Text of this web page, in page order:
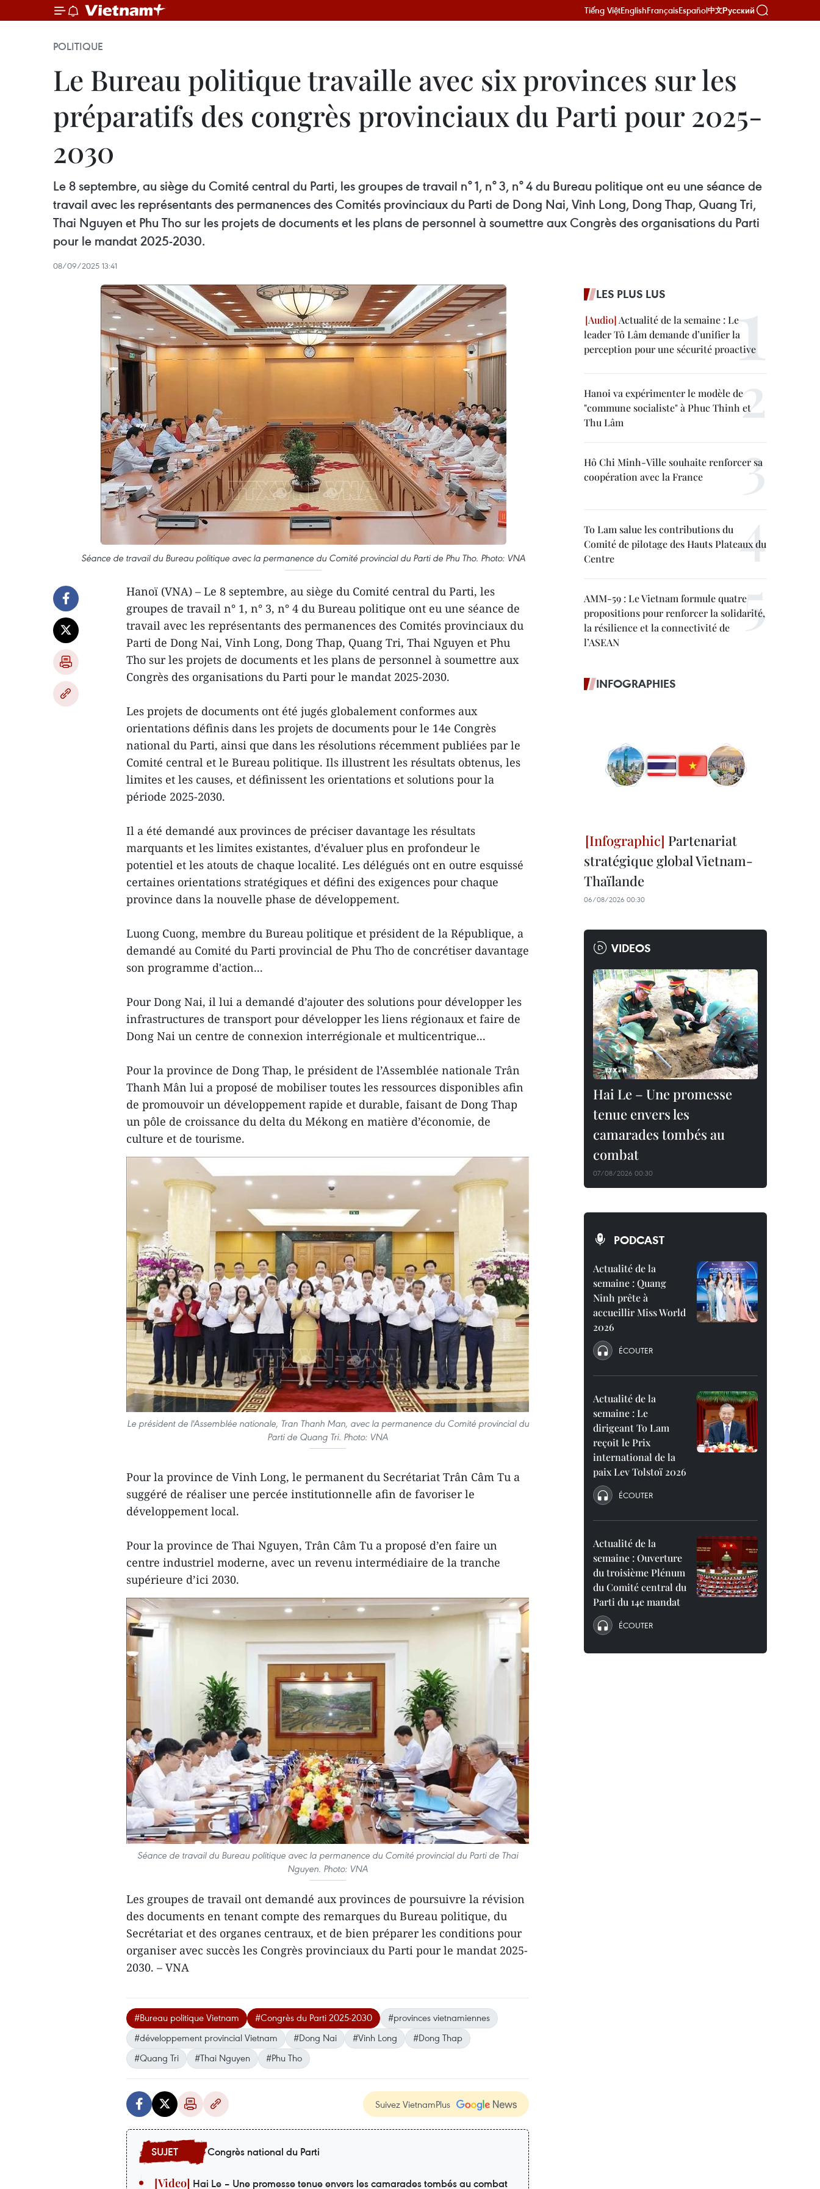
Tiếng ViệtEnglishFrançaisEspañol中文Русский
POLITIQUE
Le Bureau politique travaille avec six provinces sur les
préparatifs des congrès provinciaux du Parti pour 2025-
2030
Le 8 septembre, au siège du Comité central du Parti, les groupes de travail n° 1, n° 3, n° 4 du Bureau politique ont eu une séance de
travail avec les représentants des permanences des Comités provinciaux du Parti de Dong Nai, Vinh Long, Dong Thap, Quang Tri,
Thai Nguyen et Phu Tho sur les projets de documents et les plans de personnel à soumettre aux Congrès des organisations du Parti
pour le mandat 2025-2030.
08/09/2025 13:41
Séance de travail du Bureau politique avec la permanence du Comité provincial du Parti de Phu Tho. Photo: VNA
Hanoï (VNA) – Le 8 septembre, au siège du Comité central du Parti, les
groupes de travail n° 1, n° 3, n° 4 du Bureau politique ont eu une séance de
travail avec les représentants des permanences des Comités provinciaux du
Parti de Dong Nai, Vinh Long, Dong Thap, Quang Tri, Thai Nguyen et Phu
Tho sur les projets de documents et les plans de personnel à soumettre aux
Congrès des organisations du Parti pour le mandat 2025-2030.
Les projets de documents ont été jugés globalement conformes aux
orientations définis dans les projets de documents pour le 14e Congrès
national du Parti, ainsi que dans les résolutions récemment publiées par le
Comité central et le Bureau politique. Ils illustrent les résultats obtenus, les
limites et les causes, et définissent les orientations et solutions pour la
période 2025-2030.
Il a été demandé aux provinces de préciser davantage les résultats
marquants et les limites existantes, d’évaluer plus en profondeur le
potentiel et les atouts de chaque localité. Les délégués ont en outre esquissé
certaines orientations stratégiques et défini des exigences pour chaque
province dans la nouvelle phase de développement.
Luong Cuong, membre du Bureau politique et président de la République, a
demandé au Comité du Parti provincial de Phu Tho de concrétiser davantage
son programme d'action...
Pour Dong Nai, il lui a demandé d’ajouter des solutions pour développer les
infrastructures de transport pour développer les liens régionaux et faire de
Dong Nai un centre de connexion interrégionale et multicentrique...
Pour la province de Dong Thap, le président de l’Assemblée nationale Trân
Thanh Mân lui a proposé de mobiliser toutes les ressources disponibles afin
de promouvoir un développement rapide et durable, faisant de Dong Thap
un pôle de croissance du delta du Mékong en matière d’économie, de
culture et de tourisme.
Le président de l'Assemblée nationale, Tran Thanh Man, avec la permanence du Comité provincial du
Parti de Quang Tri. Photo: VNA
Pour la province de Vinh Long, le permanent du Secrétariat Trân Câm Tu a
suggéré de réaliser une percée institutionnelle afin de favoriser le
développement local.
Pour la province de Thai Nguyen, Trân Câm Tu a proposé d’en faire un
centre industriel moderne, avec un revenu intermédiaire de la tranche
supérieure d’ici 2030.
Séance de travail du Bureau politique avec la permanence du Comité provincial du Parti de Thai
Nguyen. Photo: VNA
Les groupes de travail ont demandé aux provinces de poursuivre la révision
des documents en tenant compte des remarques du Bureau politique, du
Secrétariat et des organes centraux, et de bien préparer les conditions pour
organiser avec succès les Congrès provinciaux du Parti pour le mandat 2025-
2030. – VNA
#Bureau politique Vietnam #Congrès du Parti 2025-2030
#provinces vietnamiennes
#développement provincial Vietnam
#Dong Nai #Vinh Long
#Dong Thap
#Quang Tri
#Thai Nguyen #Phu Tho
Suivez VietnamPlus
Congrès national du Parti
Hai Le – Une promesse tenue envers les camarades tombés au combat
LES PLUS LUS
Actualité de la semaine : Le
leader Tô Lâm demande d’unifier la
perception pour une sécurité proactive
Hanoi va expérimenter le modèle de
"commune socialiste" à Phuc Thinh et
Thu Lâm
Hô Chi Minh-Ville souhaite renforcer sa
coopération avec la France
To Lam salue les contributions du
Comité de pilotage des Hauts Plateaux du
Centre
AMM-59 : Le Vietnam formule quatre
propositions pour renforcer la solidarité,
la résilience et la connectivité de
l’ASEAN
INFOGRAPHIES
Partenariat
stratégique global Vietnam-
Thaïlande
06/08/2026 00:30
VIDEOS
Hai Le – Une promesse
tenue envers les
camarades tombés au
combat
07/08/2026 00:30
PODCAST
Actualité de la
semaine : Quang
Ninh prête à
accueillir Miss World
2026
ÉCOUTER
Actualité de la
semaine : Le
dirigeant To Lam
reçoit le Prix
international de la
paix Lev Tolstoï 2026
ÉCOUTER
Actualité de la
semaine : Ouverture
du troisième Plénum
du Comité central du
Parti du 14e mandat
ÉCOUTER